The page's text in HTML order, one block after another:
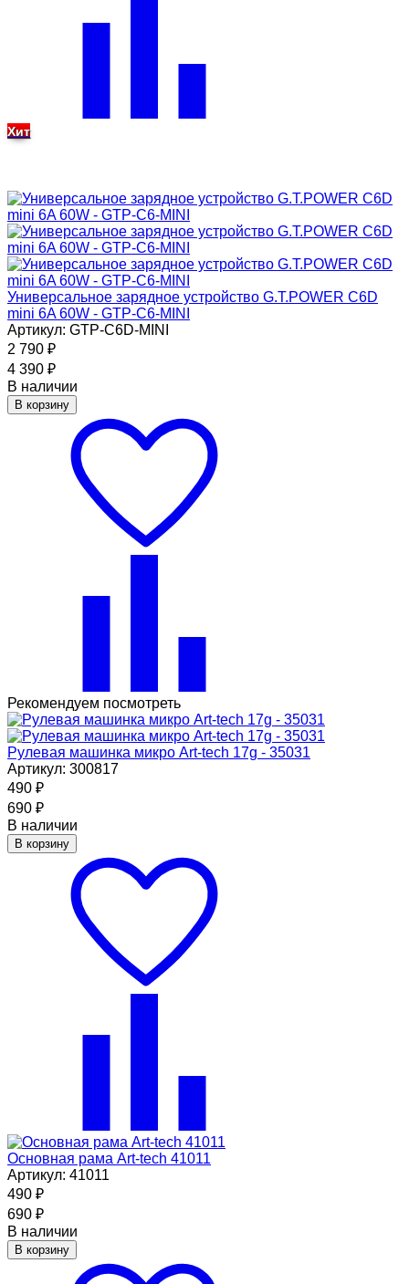
Хит
Универсальное зарядное устройство G.T.POWER C6D
mini 6A 60W - GTP-C6-MINI
Артикул: GTP-C6D-MINI
2 790 ₽
4 390 ₽
В наличии
В корзину
Рекомендуем посмотреть
Рулевая машинка микро Art-tech 17g - 35031
Артикул: 300817
490 ₽
690 ₽
В наличии
В корзину
Основная рама Art-tech 41011
Артикул: 41011
490 ₽
690 ₽
В наличии
В корзину